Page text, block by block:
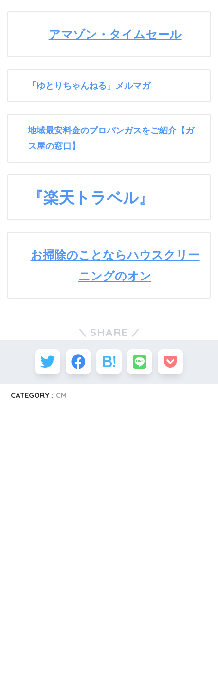
アマゾン・タイムセール
「ゆとりちゃんねる」メルマガ
地域最安料金のプロパンガスをご紹介【ガ
ス屋の窓口】
『楽天トラベル』
お掃除のことならハウスクリー
ニングのオン
SHARE
CATEGORY : CM